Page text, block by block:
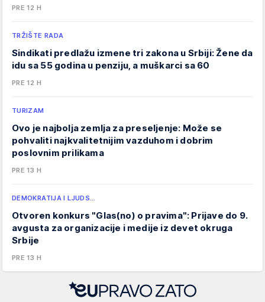
PRE 12 H
TRŽIŠTE RADA
Sindikati predlažu izmene tri zakona u Srbiji: Žene da
idu sa 55 godina u penziju, a muškarci sa 60
PRE 12 H
TURIZAM
Ovo je najbolja zemlja za preseljenje: Može se
pohvaliti najkvalitetnijim vazduhom i dobrim
poslovnim prilikama
PRE 13 H
DEMOKRATIJA I LJUDS…
Otvoren konkurs "Glas(no) o pravima": Prijave do 9.
avgusta za organizacije i medije iz devet okruga
Srbije
PRE 13 H